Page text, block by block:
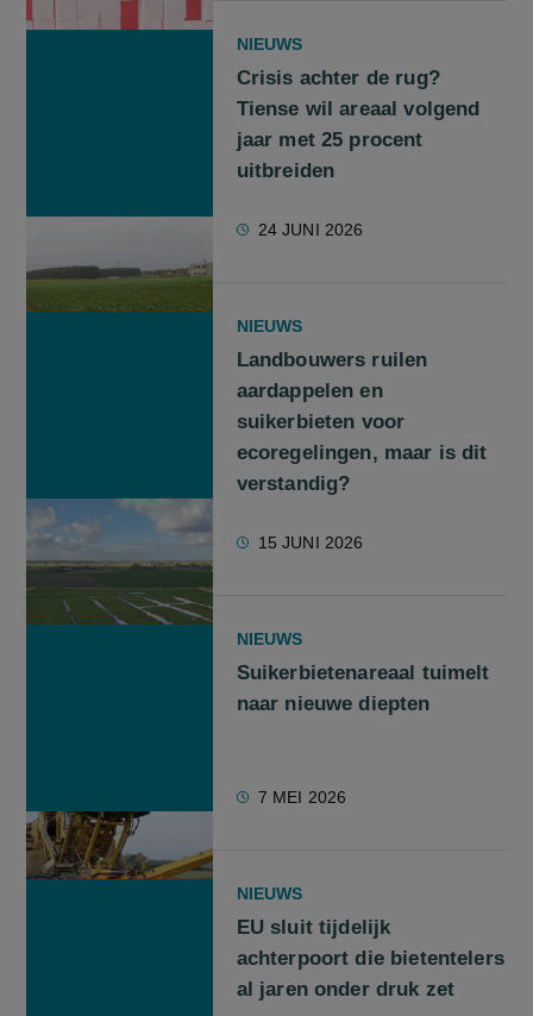
NIEUWS
Crisis achter de rug?
Tiense wil areaal volgend
jaar met 25 procent
uitbreiden
24 JUNI 2026
NIEUWS
Landbouwers ruilen
aardappelen en
suikerbieten voor
ecoregelingen, maar is dit
verstandig?
15 JUNI 2026
NIEUWS
Suikerbietenareaal tuimelt
naar nieuwe diepten
7 MEI 2026
NIEUWS
EU sluit tijdelijk
achterpoort die bietentelers
al jaren onder druk zet